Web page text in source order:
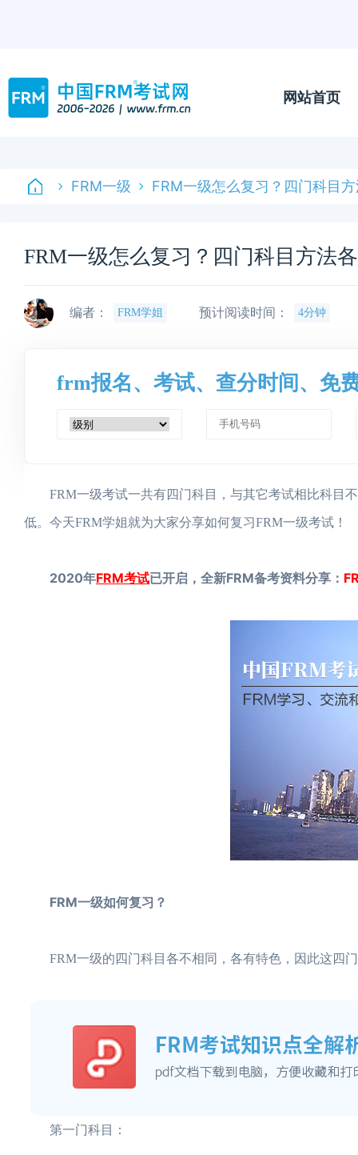
网站首页
FRM一级 FRM一级怎么复习？四门科目
FRM一级怎么复习？四门科目方法
编者： FRM学姐 预计阅读时间： 4分钟
frm报名、考试、查分时间、免
FRM一级考试一共有四门科目，与其它考试相比科目不
低。今天FRM学姐就为大家分享如何复习FRM一级考试！
2020年FRM考试已开启，全新FRM备考资料分享：
FRM一级如何复习？
FRM一级的四门科目各不相同，各有特色，因此这四门
第一门科目：